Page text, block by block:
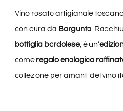
Vino rosato artigianale
con cura da Borgunto.
bottiglia bordolese, è un’
come regalo enologico
collezione per amanti del vino